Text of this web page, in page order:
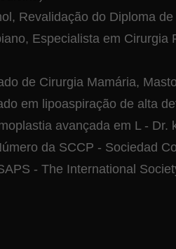
Revalidação do Diploma
Especialista em
de Cirurgia Mamária,
em lipoaspiração de alta
avançada em L -
da SCCP - Sociedad
- The International